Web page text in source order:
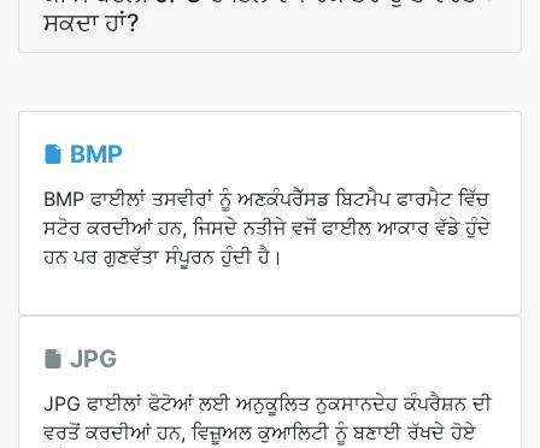
ਸਕਦਾ ਹਾਂ?
BMP
BMP ਫਾਈਲਾਂ ਤਸਵੀਰਾਂ ਨੂੰ ਅਣਕੰਪਰੈੱਸਡ ਬਿਟਮੈਪ ਫਾਰਮੈਟ ਵਿੱਚ
ਸਟੋਰ ਕਰਦੀਆਂ ਹਨ, ਜਿਸਦੇ ਨਤੀਜੇ ਵਜੋਂ ਫਾਈਲ ਆਕਾਰ ਵੱਡੇ ਹੁੰਦੇ
ਹਨ ਪਰ ਗੁਣਵੱਤਾ ਸੰਪੂਰਨ ਹੁੰਦੀ ਹੈ।
JPG
JPG ਫਾਈਲਾਂ ਫੋਟੋਆਂ ਲਈ ਅਨੁਕੂਲਿਤ ਨੁਕਸਾਨਦੇਹ ਕੰਪਰੈਸ਼ਨ ਦੀ
ਵਰਤੋਂ ਕਰਦੀਆਂ ਹਨ, ਵਿਜ਼ੂਅਲ ਕੁਆਲਿਟੀ ਨੂੰ ਬਣਾਈ ਰੱਖਦੇ ਹੋਏ